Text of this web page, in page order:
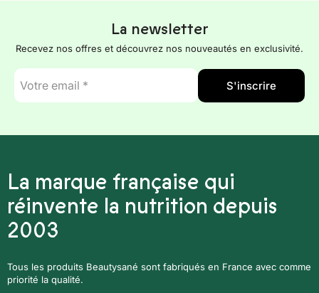
La newsletter
Recevez nos offres et découvrez nos nouveautés en exclusivité.
E-
mail
*
S'inscrire
La marque française qui
réinvente la nutrition depuis
2003
Tous les produits Beautysané sont fabriqués en France avec comme
priorité la qualité.